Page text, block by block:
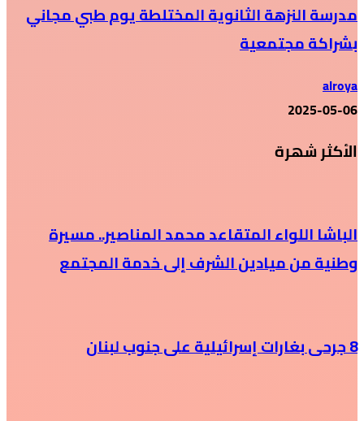
مدرسة النزهة الثانوية المختلطة يوم طبي مجاني
بشراكة مجتمعية
alroya
2025-05-06
الأكثر شهرة
الباشا اللواء المتقاعد محمد المناصير.. مسيرة
وطنية من ميادين الشرف إلى خدمة المجتمع
8 جرحى بغارات إسرائيلية على جنوب لبنان